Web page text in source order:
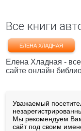
Все книги
ЕЛЕНА ХЛАДНАЯ
Елена Хладная -
сайте онлайн
Уважаемый
Мы рекомендуем
сайт под своим